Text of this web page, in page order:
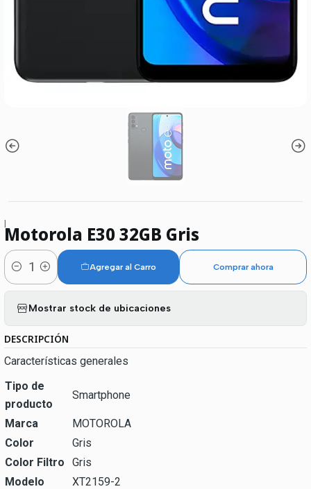
|Motorola E30 32GB Gris
Cantidad
Agregar al Carro Comprar ahora
Mostrar stock de ubicaciones
DESCRIPCIÓN
Características generales
Tipo de
producto
Smartphone
Marca
MOTOROLA
Color
Gris
Color Filtro
Gris
Modelo
XT2159-2